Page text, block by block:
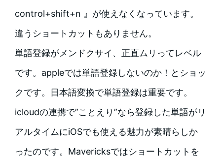
control+shift+n 』が使えなくなっています。
違うショートカットもありません。
単語登録がメンドクサイ、正直ムリってレベル
です。 appleでは単語登録しないのか！とショッ
クです。日本語変換で単語登録は重要です。
icloudの連携で”ことえり”なら登録した単語がリ
アルタイムにiOSでも使える魅力が素晴らしか
ったのです。Mavericksではショートカットを